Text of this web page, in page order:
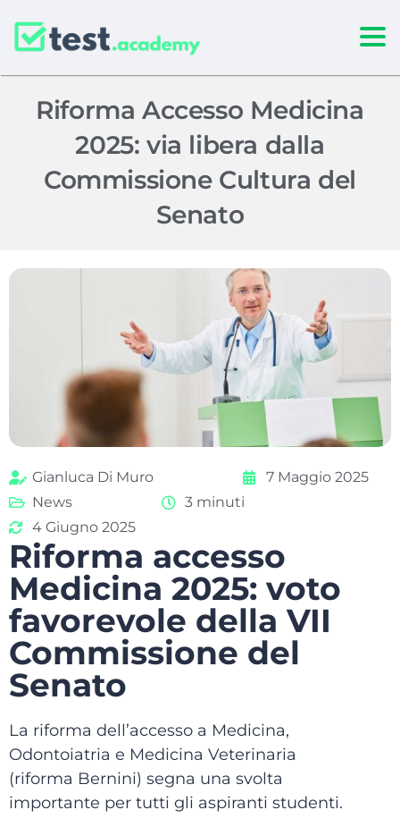
Riforma Accesso Medicina
2025: via libera dalla
Commissione Cultura del
Senato
Gianluca Di Muro
7 Maggio 2025
News
3 minuti
4 Giugno 2025
Riforma accesso
Medicina 2025: voto
favorevole della VII
Commissione del
Senato
La riforma dell’accesso a Medicina,
Odontoiatria e Medicina Veterinaria
(riforma Bernini) segna una svolta
importante per tutti gli aspiranti studenti.